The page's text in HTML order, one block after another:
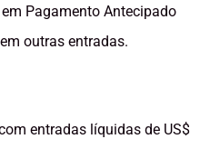
Pagamento Antecipado
outras entradas.
entradas líquidas de US$